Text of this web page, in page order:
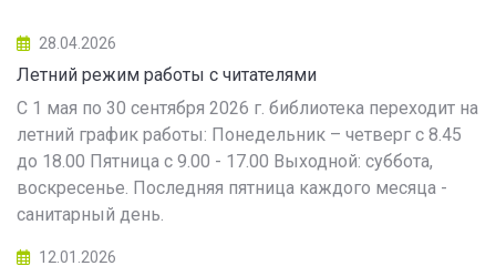
28.04.2026
Летний режим работы с читателями
С 1 мая по 30 сентября 2026 г. библиотека переходит на
летний график работы: Понедельник – четверг с 8.45
до 18.00 Пятница с 9.00 - 17.00 Выходной: суббота,
воскресенье. Последняя пятница каждого месяца -
санитарный день.
12.01.2026